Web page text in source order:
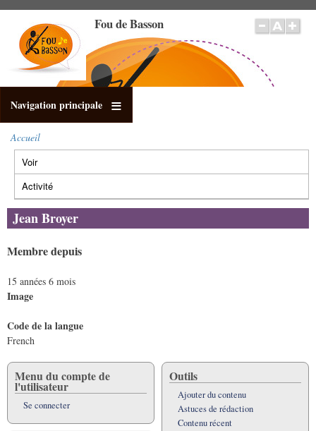
contenu
principal
Fou de Basson
Navigation principale
Fil
d'Ariane
Accueil
Onglets
principaux
Voir(onglet
actif)
Activité
Jean Broyer
Membre depuis
15 années 6 mois
Image
Code de la langue
French
Menu du compte de
l'utilisateur
Se connecter
Outils
Ajouter du contenu
Astuces de rédaction
Contenu récent